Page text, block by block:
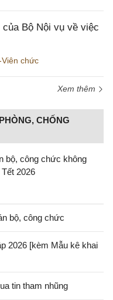
của Bộ Nội vụ về việc
chức
Xem thêm
CHỐNG
bộ, công chức không
2026
bộ, công chức
2026 [kèm Mẫu kê khai
tin tham nhũng